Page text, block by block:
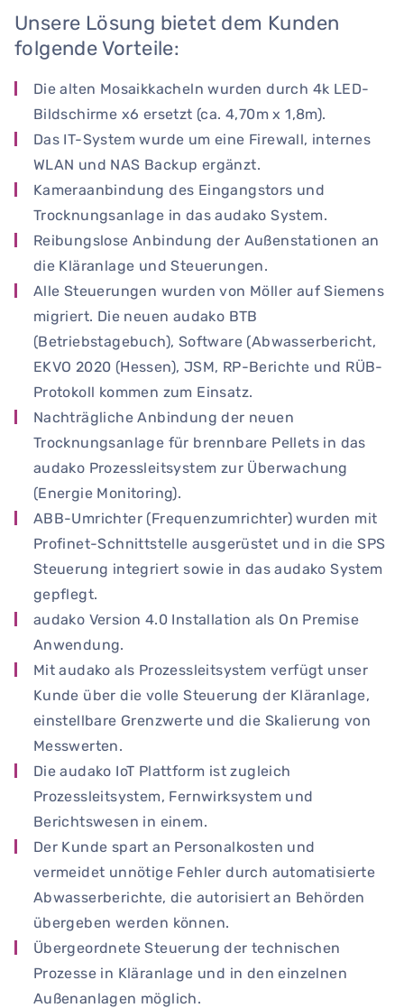
Unsere Lösung bietet dem Kunden
folgende Vorteile:
Die alten Mosaikkacheln wurden durch 4k LED-
Bildschirme x6 ersetzt (ca. 4,70m x 1,8m).
Das IT-System wurde um eine Firewall, internes
WLAN und NAS Backup ergänzt.
Kameraanbindung des Eingangstors und
Trocknungsanlage in das audako System.
Reibungslose Anbindung der Außenstationen an
die Kläranlage und Steuerungen.
Alle Steuerungen wurden von Möller auf Siemens
migriert. Die neuen audako BTB
(Betriebstagebuch), Software (Abwasserbericht,
EKVO 2020 (Hessen), JSM, RP-Berichte und RÜB-
Protokoll kommen zum Einsatz.
Nachträgliche Anbindung der neuen
Trocknungsanlage für brennbare Pellets in das
audako Prozessleitsystem zur Überwachung
(Energie Monitoring).
ABB-Umrichter (Frequenzumrichter) wurden mit
Profinet-Schnittstelle ausgerüstet und in die SPS
Steuerung integriert sowie in das audako System
gepflegt.
audako Version 4.0 Installation als On Premise
Anwendung.
Mit audako als Prozessleitsystem verfügt unser
Kunde über die volle Steuerung der Kläranlage,
einstellbare Grenzwerte und die Skalierung von
Messwerten.
Die audako IoT Plattform ist zugleich
Prozessleitsystem, Fernwirksystem und
Berichtswesen in einem.
Der Kunde spart an Personalkosten und
vermeidet unnötige Fehler durch automatisierte
Abwasserberichte, die autorisiert an Behörden
übergeben werden können.
Übergeordnete Steuerung der technischen
Prozesse in Kläranlage und in den einzelnen
Außenanlagen möglich.